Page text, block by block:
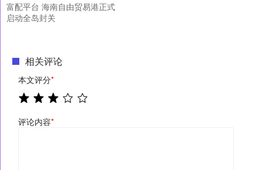
富配平台 海南自由贸易港正式
启动全岛封关
相关评论
本文评分*
评论内容*